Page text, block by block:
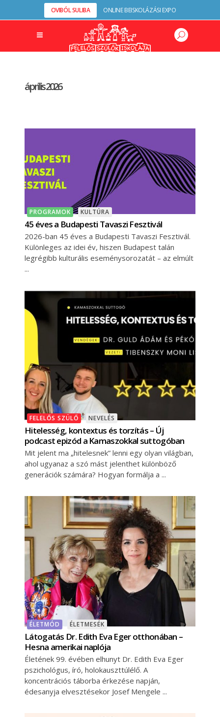
OVIBÓL SULIBA ONLINE BEISKOLÁZÁSI EXPO
április 2026
PROGRAMOK KULTÚRA
45 éves a Budapesti Tavaszi Fesztivál
2026-ban 45 éves a Budapesti Tavaszi Fesztivál.
Különleges az idei év, hiszen Budapest talán
legrégibb kulturális eseménysorozatát – az elmúlt
FELELŐS SZÜLŐ NEVELÉS
Hitelesség, kontextus és torzítás – Új
podcast epizód a Kamaszokkal suttogóban
Mit jelent ma „hitelesnek” lenni egy olyan világban,
ahol ugyanaz a szó mást jelenthet különböző
generációk számára? Hogyan formálja a
ÉLETMÓD ÉLETMESÉK
Látogatás Dr. Edith Eva Eger otthonában –
Hesna amerikai naplója
Életének 99. évében elhunyt Dr. Edith Eva Eger
pszichológus, író, holokauszttúlélő. A
koncentrációs táborba érkezése napján,
édesanyja elvesztésekor Josef Mengele